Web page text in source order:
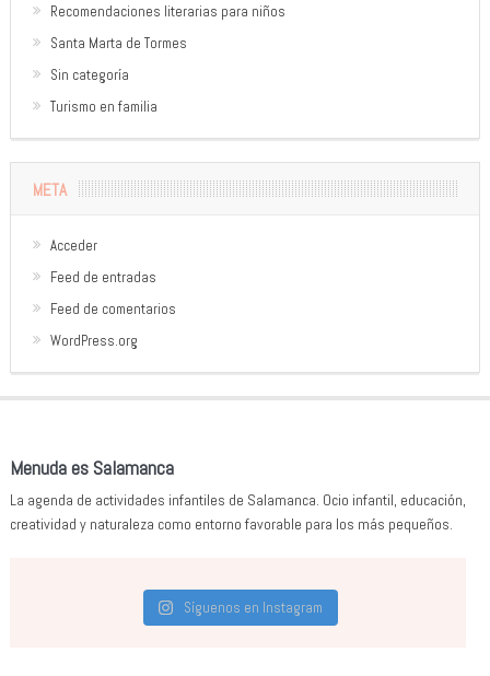
Recomendaciones literarias para niños
Santa Marta de Tormes
Sin categoría
Turismo en familia
META
Acceder
Feed de entradas
Feed de comentarios
WordPress.org
Menuda es Salamanca
La agenda de actividades infantiles de Salamanca. Ocio infantil, educación,
creatividad y naturaleza como entorno favorable para los más pequeños.
Síguenos en Instagram